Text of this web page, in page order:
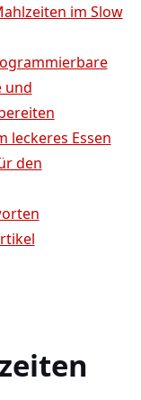
im Slow
und
leckeres Essen
den